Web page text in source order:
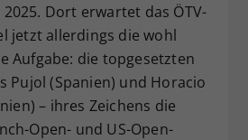
Dort erwartet das ÖTV-
jetzt allerdings die wohl
Aufgabe: die topgesetzten
Pujol (Spanien) und Horacio
– ihres Zeichens die
Open- und US-Open-